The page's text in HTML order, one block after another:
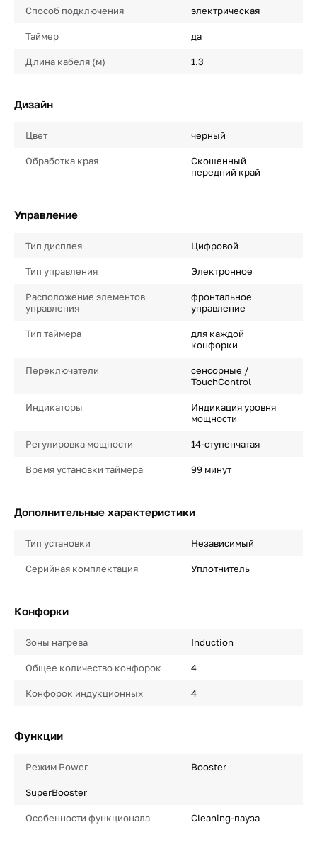
Способ подключения электрическая
Таймер да
Длина кабеля (м) 1.3
Дизайн
Цвет черный
Обработка края
Скошенный
передний край
Управление
Тип дисплея Цифровой
Тип управления Электронное
Расположение элементов
управления
фронтальное
управление
Тип таймера
для каждой
конфорки
Переключатели
сенсорные /
TouchControl
Индикаторы
Индикация уровня
мощности
Регулировка мощности 14-ступенчатая
Время установки таймера 99 минут
Дополнительные характеристики
Тип установки Независимый
Серийная комплектация Уплотнитель
Конфорки
Зоны нагрева Induction
Общее количество конфорок 4
Конфорок индукционных 4
Функции
Режим Power Booster
SuperBooster
Особенности функционала Cleaning-пауза